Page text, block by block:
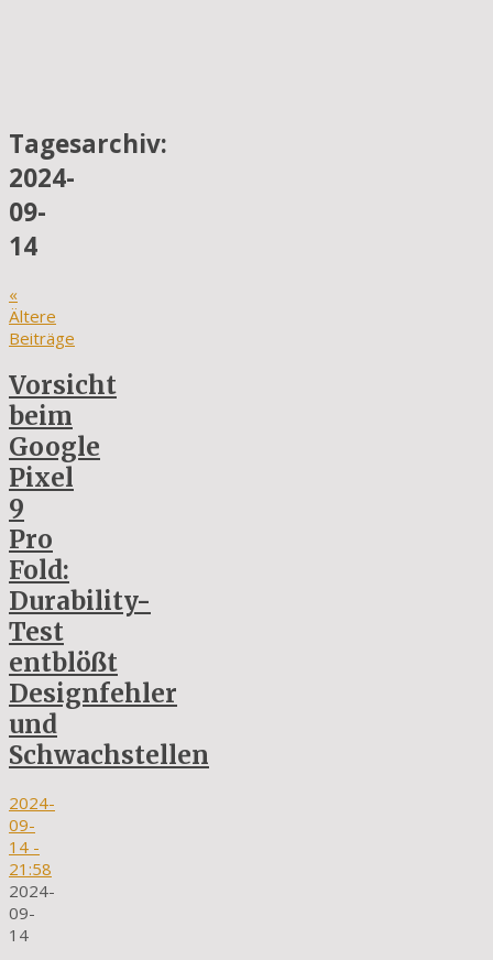
Tagesarchiv:
2024-
09-
14
«
Ältere
Beiträge
Vorsicht
beim
Google
Pixel
9
Pro
Fold:
Durability-
Test
entblößt
Designfehler
und
Schwachstellen
2024-
09-
14 -
21:58
2024-
09-
14